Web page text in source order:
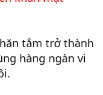
tắm trở thành
hàng ngàn vi